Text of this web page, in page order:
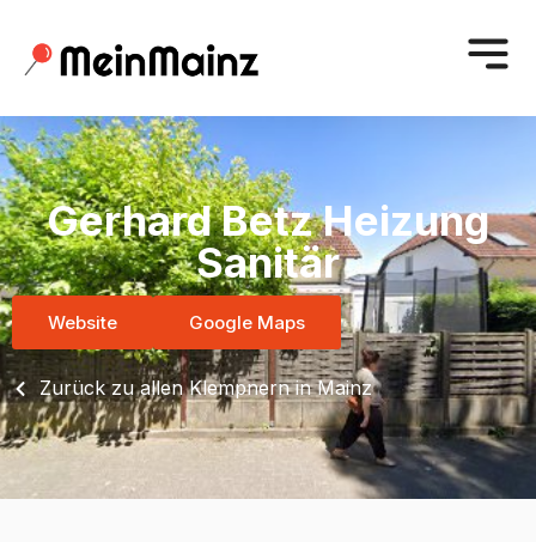
Gerhard Betz Heizung
Sanitär
Website Google Maps
Zurück zu allen Klempnern in Mainz